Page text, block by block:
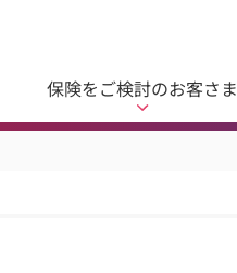
保険をご検討のお客さま